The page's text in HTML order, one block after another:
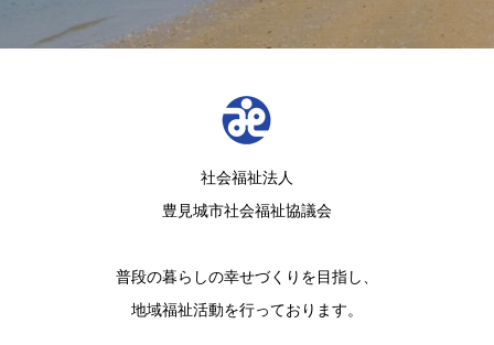
社会福祉法人
豊見城市社会福祉協議会
普段の暮らしの幸せづくりを目指し、
地域福祉活動を行っております。